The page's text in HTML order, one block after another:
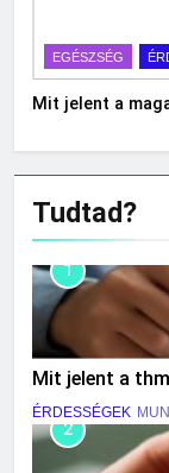
EGÉSZSÉG
Mit jelent a
Tudtad?
1
Mit jelent a
ÉRDESSÉGEK
2